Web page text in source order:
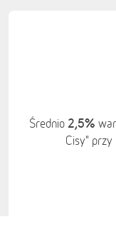
Średnio 2,5%
Cisy"